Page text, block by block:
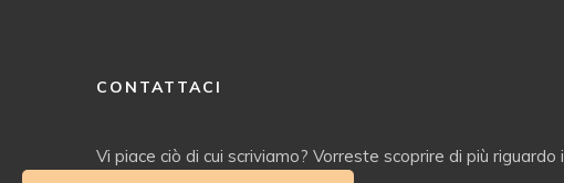
CONTATTACI
Vi piace ciò di cui scriviamo? Vorreste scoprire di più riguardo i